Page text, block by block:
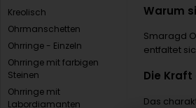
Kreolisch
Ohrmanschetten
Ohrringe - Einzeln
Ohrringe mit farbigen
Steinen
Ohrringe mit
Labordiamanten
Warum
Smaragd
entfaltet
Die Kraft
Das